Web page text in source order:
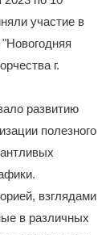
участие в
г.
развитию
полезного
взглядами
в различных